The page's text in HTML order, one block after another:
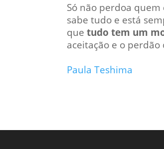
Só não perdoa
sabe tudo e está
que tudo tem um
aceitação e o
Paula Teshima